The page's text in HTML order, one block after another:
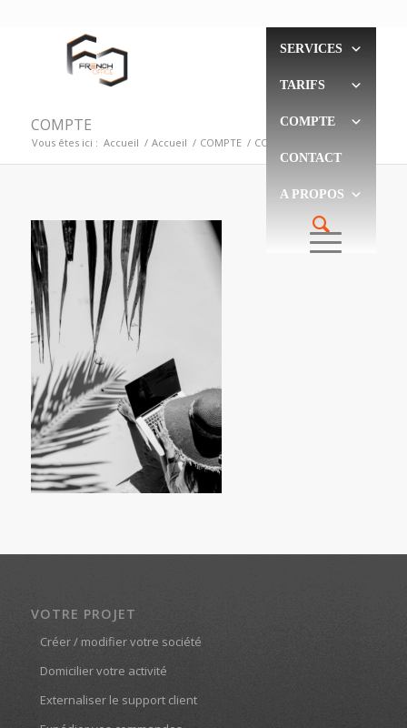
SERVICES
TARIFS
COMPTE
CONTACT
A PROPOS
COMPTE
Vous êtes ici : Accueil / Accueil / COMPTE / COMPTE
VOTRE PROJET
Créer / modifier votre société
Domicilier votre activité
Externaliser le support client